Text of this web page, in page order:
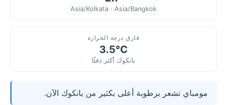
Asia/Kolkata · Asia/Bangkok
فارق درجة الحرارة
3.5°C
بانكوك أكثر دفئًا
مومباي تشعر برطوبة أعلى بكثير من بانكوك الآن.